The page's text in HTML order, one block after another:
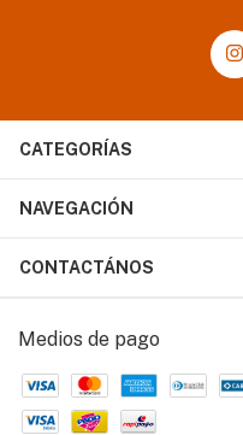
CATEGORÍAS
NAVEGACIÓN
CONTACTÁNOS
Medios de pago